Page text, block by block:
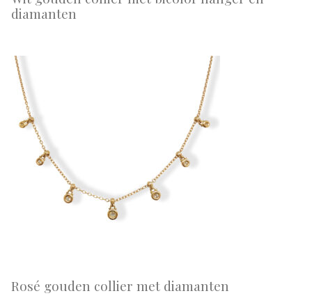
diamanten
Rosé gouden collier met diamanten